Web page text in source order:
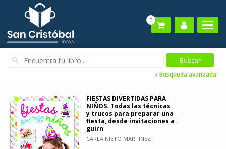
0
Busqueda avanzada
FIESTAS DIVERTIDAS PARA
NIÑOS. Todas las técnicas
y trucos para preparar una
fiesta, desde invitaciones a
guirn
CARLA NIETO MARTINEZ